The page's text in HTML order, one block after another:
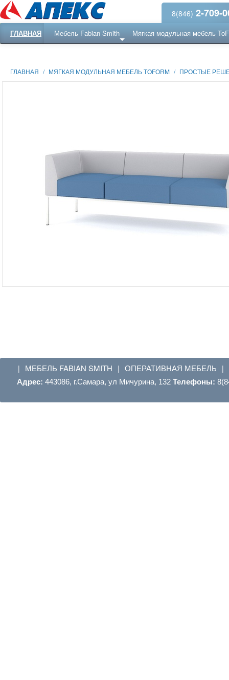
8(846) 2-709-
ГЛАВНАЯ Мебель Fabian Smith Мягкая модульная мебель
ГЛАВНАЯ / МЯГКАЯ МОДУЛЬНАЯ МЕБЕЛЬ TOFORM / ПРОСТЫЕ
| МЕБЕЛЬ FABIAN SMITH | ОПЕРАТИВНАЯ МЕБЕЛЬ |
Адрес: 443086, г.Самара, ул Мичурина, 132 Телефоны: